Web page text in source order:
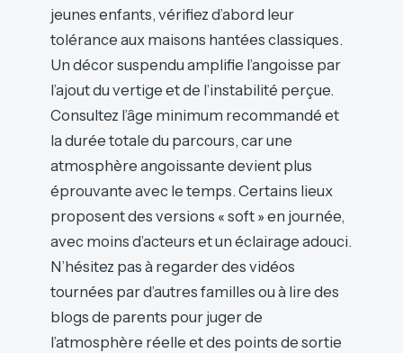
jeunes enfants, vérifiez d’abord leur
tolérance aux maisons hantées classiques.
Un décor suspendu amplifie l’angoisse par
l’ajout du vertige et de l’instabilité perçue.
Consultez l’âge minimum recommandé et
la durée totale du parcours, car une
atmosphère angoissante devient plus
éprouvante avec le temps. Certains lieux
proposent des versions « soft » en journée,
avec moins d’acteurs et un éclairage adouci.
N’hésitez pas à regarder des vidéos
tournées par d’autres familles ou à lire des
blogs de parents pour juger de
l’atmosphère réelle et des points de sortie